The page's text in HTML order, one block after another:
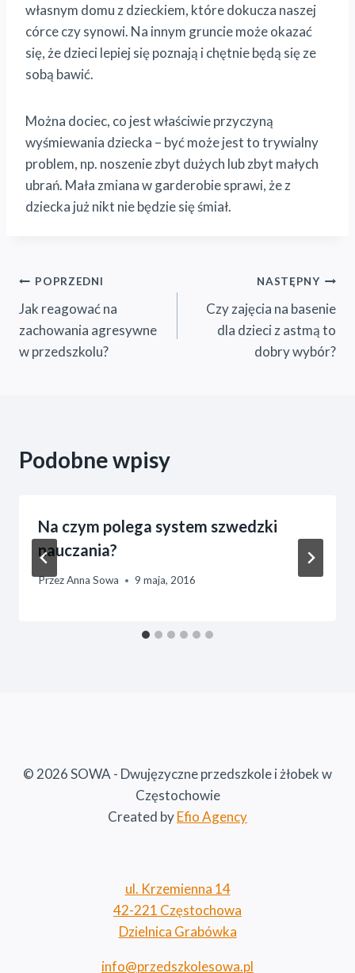
własnym domu z dzieckiem, które dokucza naszej
córce czy synowi. Na innym gruncie może okazać
się, że dzieci lepiej się poznają i chętnie będą się ze
sobą bawić.
Można dociec, co jest właściwie przyczyną
wyśmiewania dziecka – być może jest to trywialny
problem, np. noszenie zbyt dużych lub zbyt małych
ubrań. Mała zmiana w garderobie sprawi, że z
dziecka już nikt nie będzie się śmiał.
Nawigacja
wpisu
POPRZEDNI
Jak reagować na
zachowania agresywne
w przedszkolu?
NASTĘPNY
Czy zajęcia na basenie
dla dzieci z astmą to
dobry wybór?
Podobne wpisy
Na czym polega system szwedzki
nauczania?
PrzezAnna Sowa 9 maja, 2016
© 2026 SOWA - Dwujęzyczne przedszkole i żłobek w
Częstochowie
Created byEfio Agency
ul. Krzemienna 14
42-221 Częstochowa
Dzielnica Grabówka
info@przedszkolesowa.pl